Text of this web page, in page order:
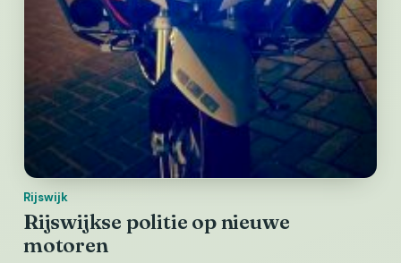
Rijswijk
Rijswijkse politie op nieuwe
motoren